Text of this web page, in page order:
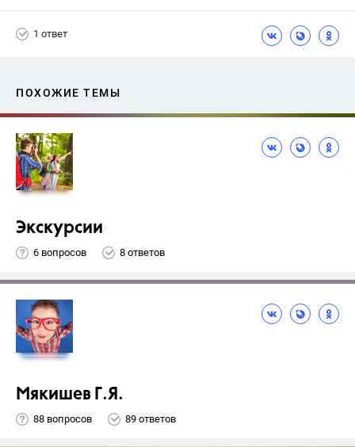
1 ответ
ПОХОЖИЕ ТЕМЫ
Экскурсии
6 вопросов 8 ответов
Мякишев Г.Я.
88 вопросов 89 ответов